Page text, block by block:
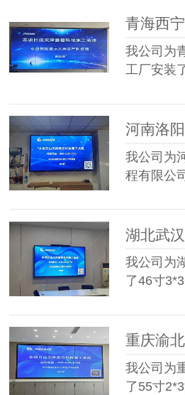
我公司为
工厂安装
我公司为
程有限公
我公司为
了46寸
我公司为
了55寸